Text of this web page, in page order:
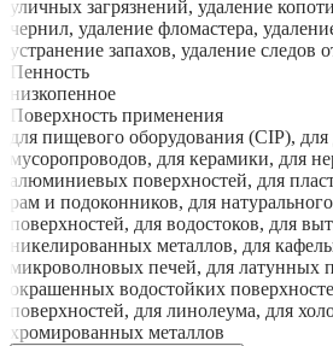
уличных загрязнений, удаление
чернил, удаление фломастера,
устранение запахов, удаление следов
Пенность
низкопенное
Поверхность применения
для пищевого оборудования (CIP), для
мусоропроводов, для керамики, для
алюминиевых поверхностей, для
рам и подоконников, для
поверхностей, для водостоков, для
никелированных металлов, для
микроволновых печей, для латунных
окрашенных водостойких
поверхностей, для линолеума, для
хромированных металлов